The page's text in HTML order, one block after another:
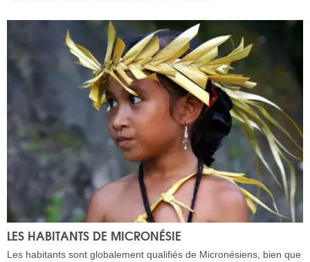
LES HABITANTS DE MICRONÉSIE
Les habitants sont globalement qualifiés de Micronésiens, bien que